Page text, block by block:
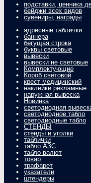
подставки, ценника
бейджи всех видов
сувениры, награды
адресные таблички
баннера
бегущая строка
буквы световые
вывески
вывески не световые
Комплектующие
Короб световой
крест медицинский
наклейки рекламные
наружная вывеска
Новинка
светодиодная
светодиодное табло
светодиодные табло
СТЕНДЫ
стенды и уголки
таблички
табло АЗС
табло валют
товар
трафарет
указатели
штендеры